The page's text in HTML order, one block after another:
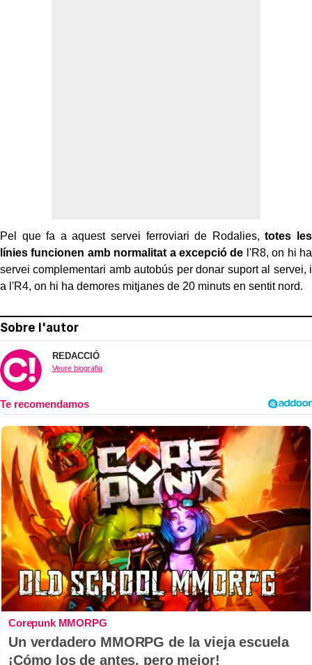
Pel que fa a aquest servei ferroviari de Rodalies, totes les
línies funcionen amb normalitat a excepció de l'R8, on hi ha
servei complementari amb autobús per donar suport al servei, i
a l'R4, on hi ha demores mitjanes de 20 minuts en sentit nord.
Sobre l'autor
REDACCIÓ
Veure biografia
Corepunk MMORPG
Un verdadero MMORPG de la vieja escuela
¡Cómo los de antes, pero mejor!